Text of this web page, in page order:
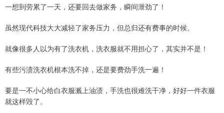
一想到劳累了一天，还要回去做家务，瞬间泄劲了！
虽然现代科技大大减轻了家务压力，但总归还有费事的时候。
就像很多人以为有了洗衣机，洗衣服就不用担心了，其实并不是！
有些污渍洗衣机根本洗不掉，还是要费劲手洗一遍！
要是一不小心给白衣服溅上油渍，手洗也很难洗干净，好好一件衣服
就这样毁了。